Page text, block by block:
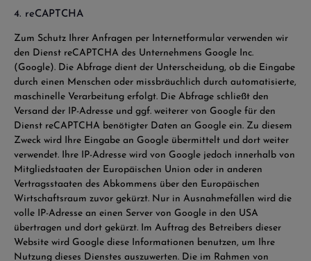
4. reCAPTCHA
Zum Schutz Ihrer Anfragen per Internetformular verwenden wir
den Dienst reCAPTCHA des Unternehmens Google Inc.
(Google). Die Abfrage dient der Unterscheidung, ob die Eingabe
durch einen Menschen oder missbräuchlich durch automatisierte,
maschinelle Verarbeitung erfolgt. Die Abfrage schließt den
Versand der IP-Adresse und ggf. weiterer von Google für den
Dienst reCAPTCHA benötigter Daten an Google ein. Zu diesem
Zweck wird Ihre Eingabe an Google übermittelt und dort weiter
verwendet. Ihre IP-Adresse wird von Google jedoch innerhalb von
Mitgliedstaaten der Europäischen Union oder in anderen
Vertragsstaaten des Abkommens über den Europäischen
Wirtschaftsraum zuvor gekürzt. Nur in Ausnahmefällen wird die
volle IP-Adresse an einen Server von Google in den USA
übertragen und dort gekürzt. Im Auftrag des Betreibers dieser
Website wird Google diese Informationen benutzen, um Ihre
Nutzung dieses Dienstes auszuwerten. Die im Rahmen von